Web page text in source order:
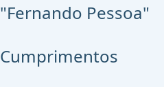
"Fernando Pessoa"
Cumprimentos